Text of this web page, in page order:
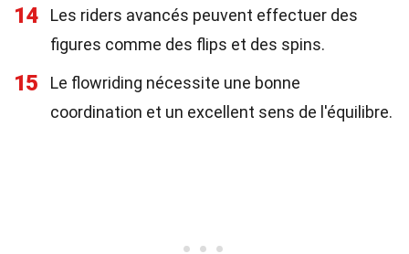
14
Les riders avancés peuvent effectuer des
figures comme des flips et des spins.
15
Le flowriding nécessite une bonne
coordination et un excellent sens de l'équilibre.